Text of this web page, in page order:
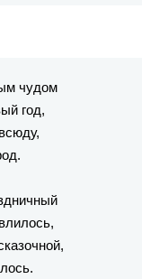
чудом
год,